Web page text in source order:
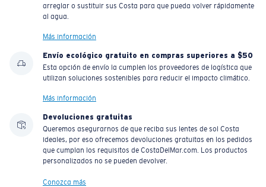
arreglar o sustituir sus Costa para que pueda volver rápidamente
al agua.
Más información
Envío ecológico gratuito en compras superiores a $50
Esta opción de envío la cumplen los proveedores de logística que
utilizan soluciones sostenibles para reducir el impacto climático.
Más información
Devoluciones gratuitas
Queremos asegurarnos de que reciba sus lentes de sol Costa
ideales, por eso ofrecemos devoluciones gratuitas en los pedidos
que cumplan los requisitos de CostaDelMar.com. Los productos
personalizados no se pueden devolver.
Conozca más